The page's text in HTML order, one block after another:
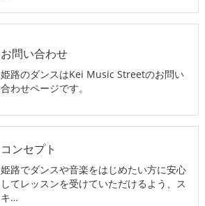
お問い合わせ
姫路のダンスはKei Music Streetのお問い
合わせページです。
コンセプト
姫路でダンスや音楽をはじめたい方に安心
してレッスンを受けていただけるよう、ス
キ…